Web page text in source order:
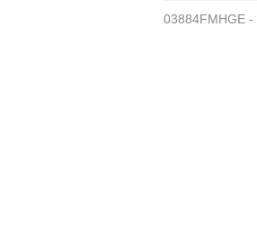
03884FMHGE -